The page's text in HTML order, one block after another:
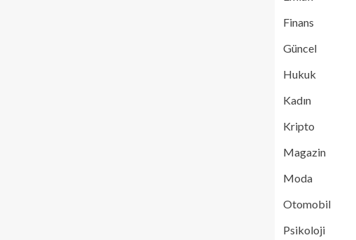
Finans
Güncel
Hukuk
Kadın
Kripto
Magazin
Moda
Otomobil
Psikoloji